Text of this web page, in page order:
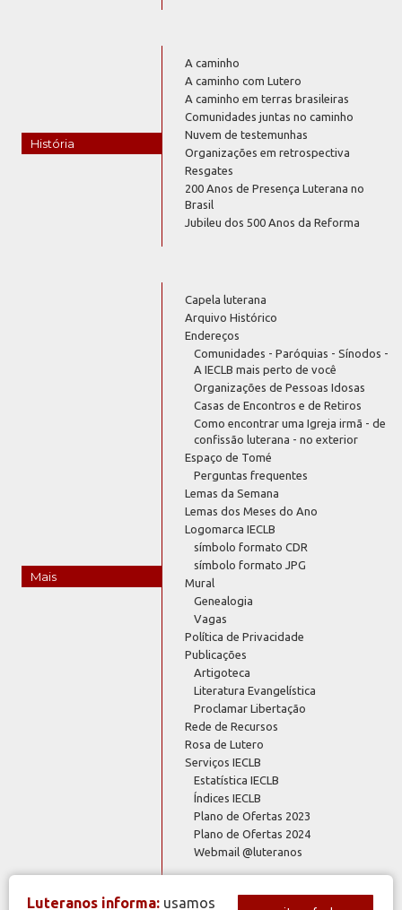
História
A caminho
A caminho com Lutero
A caminho em terras brasileiras
Comunidades juntas no caminho
Nuvem de testemunhas
Organizações em retrospectiva
Resgates
200 Anos de Presença Luterana no
Brasil
Jubileu dos 500 Anos da Reforma
Mais
Capela luterana
Arquivo Histórico
Endereços
Comunidades - Paróquias - Sínodos -
A IECLB mais perto de você
Organizações de Pessoas Idosas
Casas de Encontros e de Retiros
Como encontrar uma Igreja irmã - de
confissão luterana - no exterior
Espaço de Tomé
Perguntas frequentes
Lemas da Semana
Lemas dos Meses do Ano
Logomarca IECLB
símbolo formato CDR
símbolo formato JPG
Mural
Genealogia
Vagas
Política de Privacidade
Publicações
Artigoteca
Literatura Evangelística
Proclamar Libertação
Rede de Recursos
Rosa de Lutero
Serviços IECLB
Estatística IECLB
Índices IECLB
Plano de Ofertas 2023
Plano de Ofertas 2024
Webmail @luteranos
Luteranos informa: usamos